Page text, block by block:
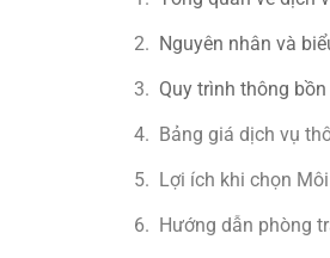
Nguyên nhân và
Quy trình thông
Bảng giá dịch vụ
Lợi ích khi chọn
Hướng dẫn phòng